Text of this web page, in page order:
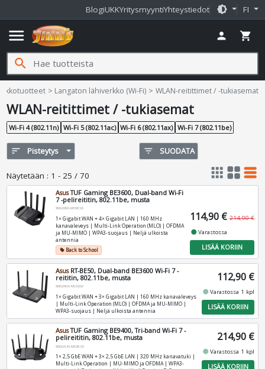
BlogiUKKYritysmyyntiYhteystiedot brightness_medium FI
menu person shopping_cart
search
Langaton lähiverkko (Wi-Fi) WLAN-reitittimet / -tukiasemat
WLAN-reitittimet / -tukiasemat
Wi-Fi 4 (802.11n) Wi-Fi 5 (802.11ac) Wi-Fi 6 (802.11ax) Wi-Fi 7 (802.11be)
sort Pisteytys filter_list SUODATA
Näytetään : 1 - 25 / 70 apps grid_view table_rows
AsusTUF Gaming BE3600, Dual-band Wi-Fi
7 -pelireititin, 802.11be, musta
90IG0900-MO9C00
1× Gigabit WAN + 4× Gigabit LAN | 160 MHz
kanavaleveys | Multi-Link Operation (MLO) | OFDMA
ja MU-MIMO | WPA3-suojaus | Neljä ulkoista
antennia
local_offerBack to School
114,90 € 214,90 €
fiber_manual_recordVarastossa
LISÄÄ KORIIN
AsusRT-BE50, Dual-band BE3600 Wi-Fi 7 -
reititin, 802.11be, musta
90IG09U0-MU2S00
1× Gigabit WAN + 3× Gigabit LAN | 160 MHz kanavaleveys
| Multi-Link Operation (MLO) | OFDMA ja MU-MIMO |
WPA3-suojaus | Neljä ulkoista antennia
112,90 €
fiber_manual_recordVarastossa 1 kpl
LISÄÄ KORIIN
AsusTUF Gaming BE9400, Tri-band Wi-Fi 7 -
pelireititin, 802.11be, musta
90IG0A30-MO9C00
1× 2,5 GbE WAN + 3× 2,5 GbE LAN | 320 MHz kanavatuki |
Multi-Link Operation | MU-MIMO ja OFDMA | WPA3-
214,90 €
fiber_manual_recordVarastossa 1 kpl
LISÄÄ KORIIN